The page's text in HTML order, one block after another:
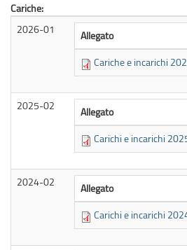
Cariche:
2026-01
Allegato
Cariche e incarichi
2025-02 Allegato
Carichi e incarichi
2024-02 Allegato
Carichi e incarichi